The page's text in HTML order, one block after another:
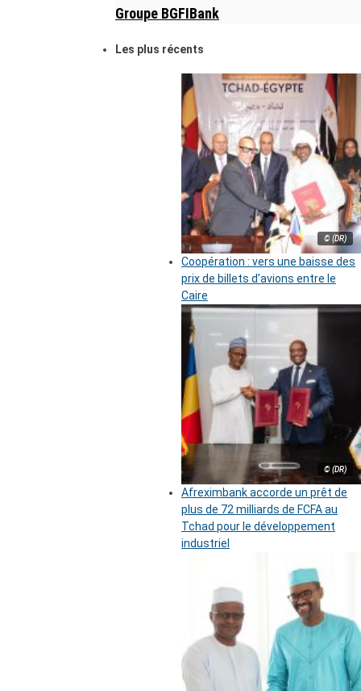
Groupe BGFIBank
Les plus récents
© (DR)
Coopération : vers une baisse des
prix de billets d’avions entre le
Caire
© (DR)
Afreximbank accorde un prêt de
plus de 72 milliards de FCFA au
Tchad pour le développement
industriel